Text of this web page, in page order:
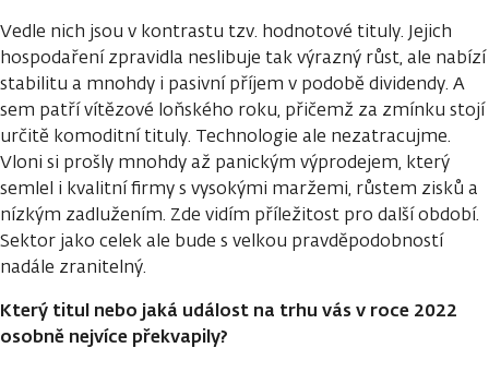
Vedle nich jsou v kontrastu tzv. hodnotové tituly. Jejich
hospodaření zpravidla neslibuje tak výrazný růst, ale nabízí
stabilitu a mnohdy i pasivní příjem v podobě dividendy. A
sem patří vítězové loňského roku, přičemž za zmínku stojí
určitě komoditní tituly. Technologie ale nezatracujme.
Vloni si prošly mnohdy až panickým výprodejem, který
semlel i kvalitní firmy s vysokými maržemi, růstem zisků a
nízkým zadlužením. Zde vidím příležitost pro další období.
Sektor jako celek ale bude s velkou pravděpodobností
nadále zranitelný.
Který titul nebo jaká událost na trhu vás v roce 2022
osobně nejvíce překvapily?